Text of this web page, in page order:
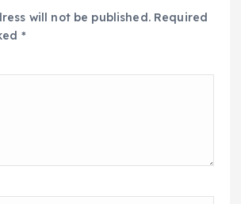
will not be published. Required
*